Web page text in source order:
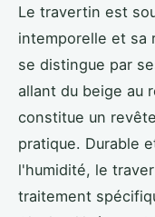
Le travertin est
intemporelle et sa
se distingue par
allant du beige au
constitue un
pratique. Durable
l'humidité, le
traitement